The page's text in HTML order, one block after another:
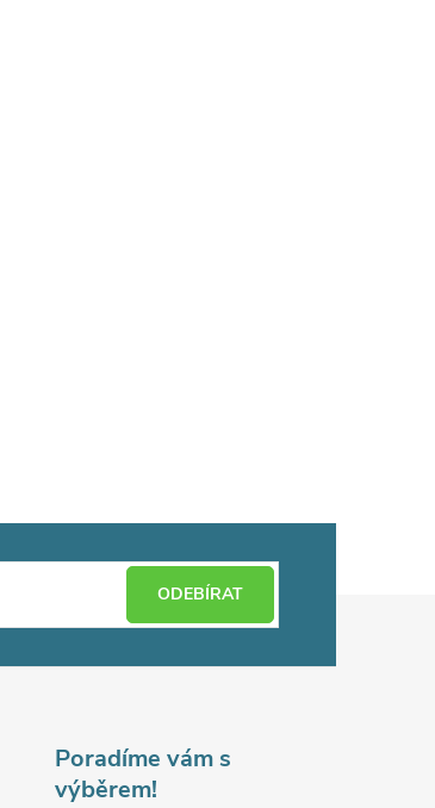
ODEBÍRAT
Poradíme vám s
výběrem!